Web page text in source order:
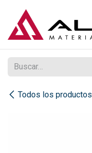
Todos los productos